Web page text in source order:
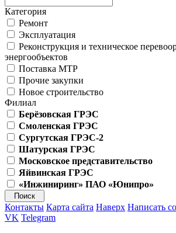
Категория
Ремонт
Эксплуатация
Реконструкция и техническое
энергообъектов
Поставка МТР
Прочие закупки
Новое строительство
Филиал
Берёзовская ГРЭС
Смоленская ГРЭС
Сургутская ГРЭС-2
Шатурская ГРЭС
Московское представительство
Яйвинская ГРЭС
«Инжиниринг» ПАО «Юнипро»
Контакты Карта сайта Наверх Написать
VK Telegram